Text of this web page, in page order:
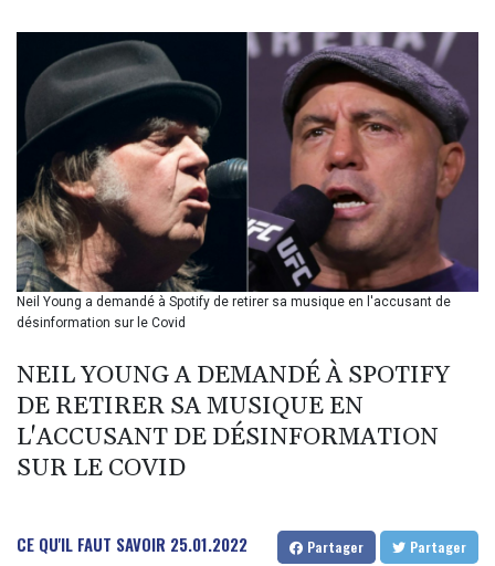
BMD 1.156136
BND 1.477082
BOB 13.69983
BRL 5.876989
BSD 1.152686
BTN 109.688637
BWP 15.558807
BYN 3.432357
BYR 22660.258427
BZD 2.318271
CAD 1.61333
CDF 2615.761404
CLP 1056.199727
CNY 7.801146
CNH 7.796152
COP 3633.55485
CVE 110.26363
Neil Young a demandé à Spotify de retirer sa musique en l'accusant de
désinformation sur le Covid
NEIL YOUNG A DEMANDÉ À SPOTIFY
DE RETIRER SA MUSIQUE EN
L'ACCUSANT DE DÉSINFORMATION
SUR LE COVID
CE QU'IL FAUT SAVOIR 25.01.2022 Partager Partager